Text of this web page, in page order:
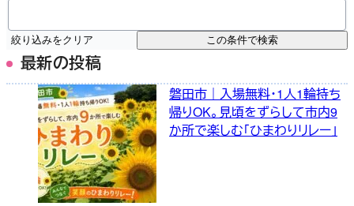
絞り込みをクリア この条件で検索
最新の投稿
磐田市｜入場無料・1人1輪持ち
帰りOK。見頃をずらして市内9
か所で楽しむ「ひまわりリレー」